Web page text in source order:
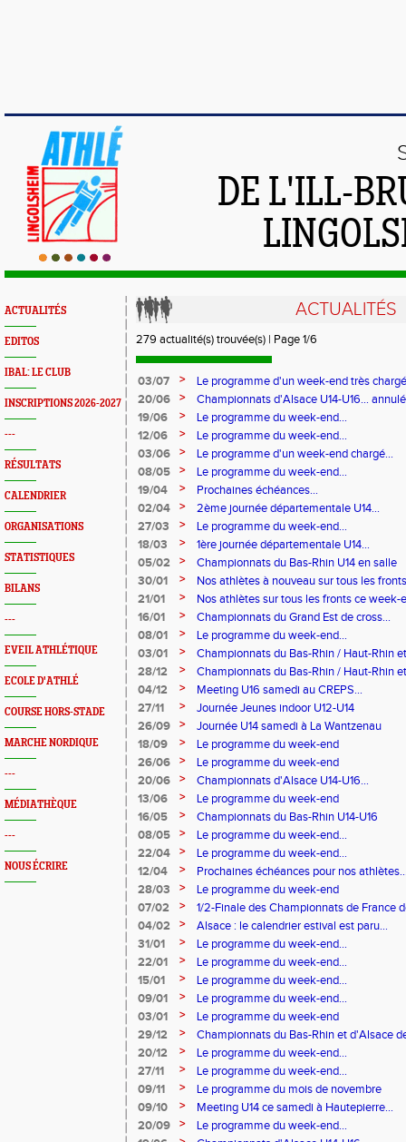
DE L'ILL-
ACTUALITÉS
EDITOS
IBAL: LE CLUB
INSCRIPTIONS 2026-2027
---
RÉSULTATS
CALENDRIER
ORGANISATIONS
STATISTIQUES
BILANS
---
EVEIL ATHLÉTIQUE
ECOLE D'ATHLÉ
COURSE HORS-STADE
MARCHE NORDIQUE
---
MÉDIATHÈQUE
---
NOUS ÉCRIRE
ACTUALITÉS
279 actualité(s) trouvée(s) | Page 1/6
03/07 >
Le programme d'un week-end très
20/06
>
Championnats d'Alsace U14-U16...
19/06
>
Le programme du week-end...
12/06
>
Le programme du week-end...
03/06
>
Le programme d'un week-end chargé...
08/05
>
Le programme du week-end...
19/04
>
Prochaines échéances...
02/04
>
2ème journée départementale U14...
27/03
>
Le programme du week-end...
18/03
>
1ère journée départementale U14...
05/02
>
Championnats du Bas-Rhin U14 en salle
30/01
>
Nos athlètes à nouveau sur tous les
21/01
>
Nos athlètes sur tous les fronts ce week-
16/01
>
Championnats du Grand Est de cross...
08/01
>
Le programme du week-end...
03/01
>
Championnats du Bas-Rhin / Haut-Rhin
...
28/12 >
Championnats du Bas-Rhin / Haut-Rhin
...
04/12 >
Meeting U16 samedi au CREPS...
27/11
>
Journée Jeunes indoor U12-U14
26/09
>
Journée U14 samedi à La Wantzenau
18/09
>
Le programme du week-end
26/06
>
Le programme du week-end
20/06
>
Championnats d'Alsace U14-U16...
13/06
>
Le programme du week-end
16/05
>
Championnats du Bas-Rhin U14-U16
08/05
>
Le programme du week-end...
22/04
>
Le programme du week-end...
12/04
>
Prochaines échéances pour nos
28/03
>
Le programme du week-end
07/02
>
1/2-Finale des Championnats de France
04/02
>
Alsace : le calendrier estival est paru...
31/01
>
Le programme du week-end...
22/01
>
Le programme du week-end...
15/01
>
Le programme du week-end...
09/01
>
Le programme du week-end...
03/01
>
Le programme du week-end
29/12
>
Championnats du Bas-Rhin et d'Alsace
20/12
>
Le programme du week-end...
27/11
>
Le programme du week-end...
09/11
>
Le programme du mois de novembre
09/10
>
Meeting U14 ce samedi à Hautepierre...
20/09
>
Le programme du week-end...